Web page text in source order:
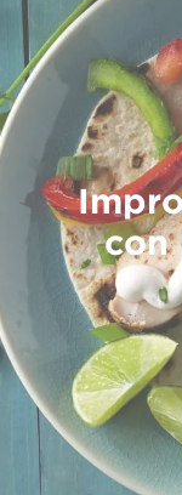
con